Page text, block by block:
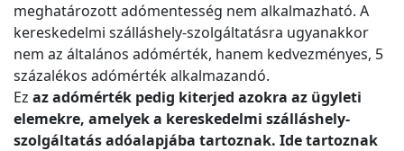
meghatározott adómentesség nem alkalmazható. A
kereskedelmi szálláshely-szolgáltatásra ugyanakkor
nem az általános adómérték, hanem kedvezményes, 5
százalékos adómérték alkalmazandó.
Ez az adómérték pedig kiterjed azokra az ügyleti
elemekre, amelyek a kereskedelmi szálláshely-
szolgáltatás adóalapjába tartoznak. Ide tartoznak